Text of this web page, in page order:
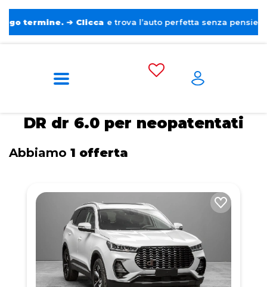
➔ Clicca e trova l’auto perfetta senza pensieri. ❤️
Home dr 6.0
DR dr 6.0 per neopatentati
Abbiamo 1 offerta